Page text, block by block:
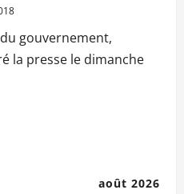
gouvernement,
la presse le dimanche
août 2026